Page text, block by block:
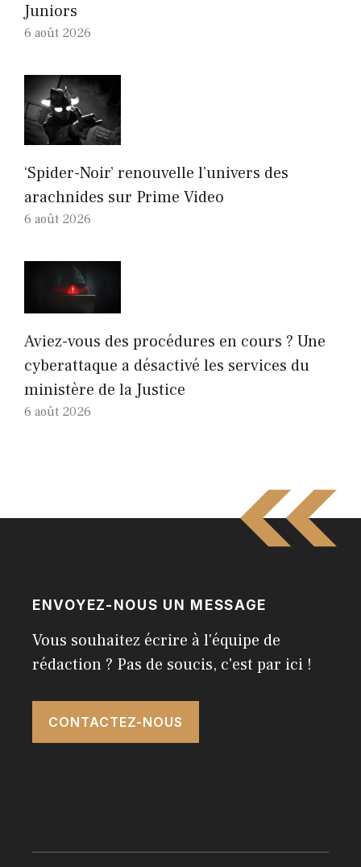
Juniors
6 août 2026
‘Spider-Noir’ renouvelle l’univers des
arachnides sur Prime Video
6 août 2026
Aviez-vous des procédures en cours ? Une
cyberattaque a désactivé les services du
ministère de la Justice
6 août 2026
ENVOYEZ-NOUS UN MESSAGE
Vous souhaitez écrire à l'équipe de
rédaction ? Pas de soucis, c'est par ici !
CONTACTEZ-NOUS